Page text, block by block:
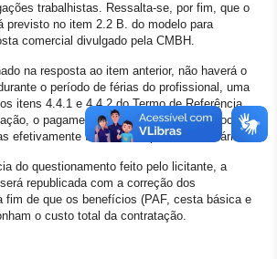
trabalhistas. Ressalta-se, por fim, que o
previsto no item 2.2 B. do modelo para
comercial divulgado pela CMBH.
na resposta ao item anterior, não haverá o
o período de férias do profissional, uma
itens 4.4.1 e 4.4.2 do Termo de Referência
o pagamento realizado pela CMBH ocorrerá
efetivamente trabalhadas pelos funcionários.
do questionamento feito pelo licitante, a
republicada com a correção dos
fim de que os benefícios (PAF, cesta básica e
o custo total da contratação.